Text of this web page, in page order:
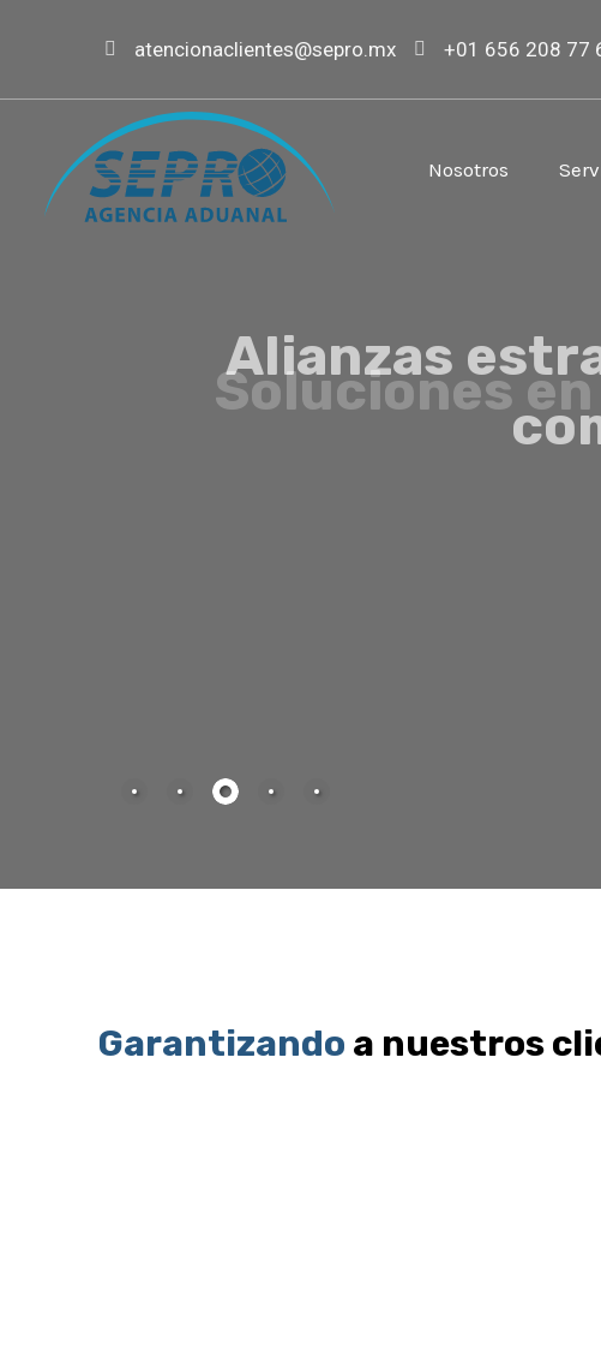
atencionaclientes@sepro.mx +01 656 208 77
Nosotros
Alianzas
Garantizando a nuestros